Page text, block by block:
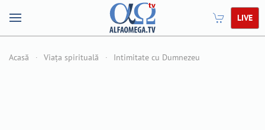
LIVE
Acasă Viața spirituală Intimitate cu Dumnezeu